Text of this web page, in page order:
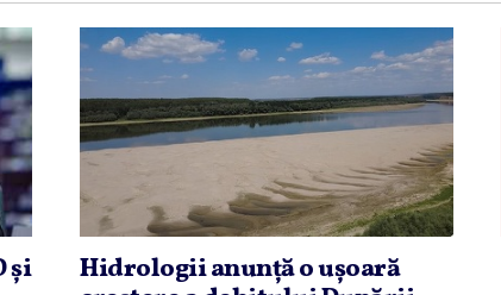
şi
Hidrologii anunţă o uşoară